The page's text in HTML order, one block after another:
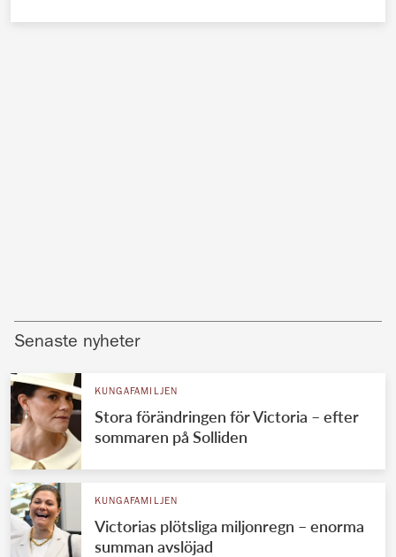
Senaste nyheter
KUNGAFAMILJEN
Stora förändringen för Victoria – efter
sommaren på Solliden
KUNGAFAMILJEN
Victorias plötsliga miljonregn – enorma
summan avslöjad